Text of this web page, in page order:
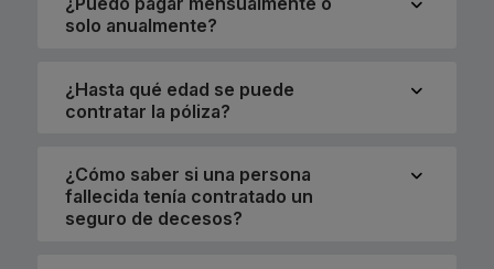
solo anualmente?
¿Hasta qué edad se puede
contratar la póliza?
¿Cómo saber si una persona
fallecida tenía contratado un
seguro de decesos?